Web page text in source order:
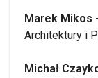
Marek Mikos
Architektury i
Michał